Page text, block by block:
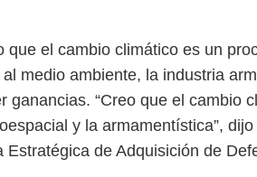
y los cambios
la industria
de asegurar accesos al
las empresas
y medio ambiente, en primer